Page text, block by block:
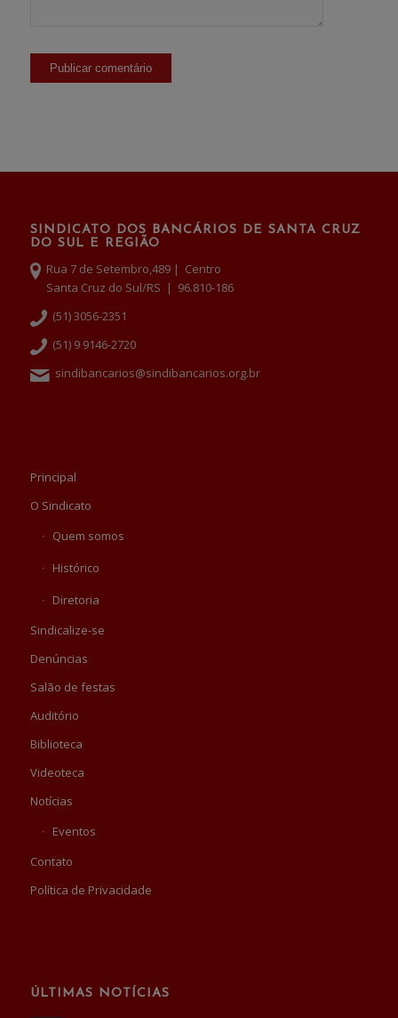
SINDICATO DOS BANCÁRIOS DE SANTA CRUZ
DO SUL E REGIÃO
Rua 7 de Setembro,489 | Centro
Santa Cruz do Sul/RS | 96.810-186
(51) 3056-2351
(51) 9 9146-2720
sindibancarios@sindibancarios.org.br
Principal
O Sindicato
Quem somos
Histórico
Diretoria
Sindicalize-se
Denúncias
Salão de festas
Auditório
Biblioteca
Videoteca
Notícias
Eventos
Contato
Política de Privacidade
ÚLTIMAS NOTÍCIAS